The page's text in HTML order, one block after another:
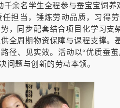
千余名学生全程参与蚕宝宝饲
担当，锤炼劳动品质，习得
，同步配套结合项目化学习
全周期物资保障与课程支撑
径、见实效。活动以“优质蚕
问题与创新的劳动本领。